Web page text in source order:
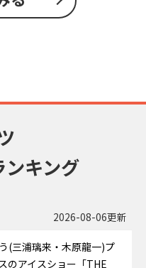
キング
2026-08-06更新
(三浦璃来・木原龍一)プ
のアイスショー「THE